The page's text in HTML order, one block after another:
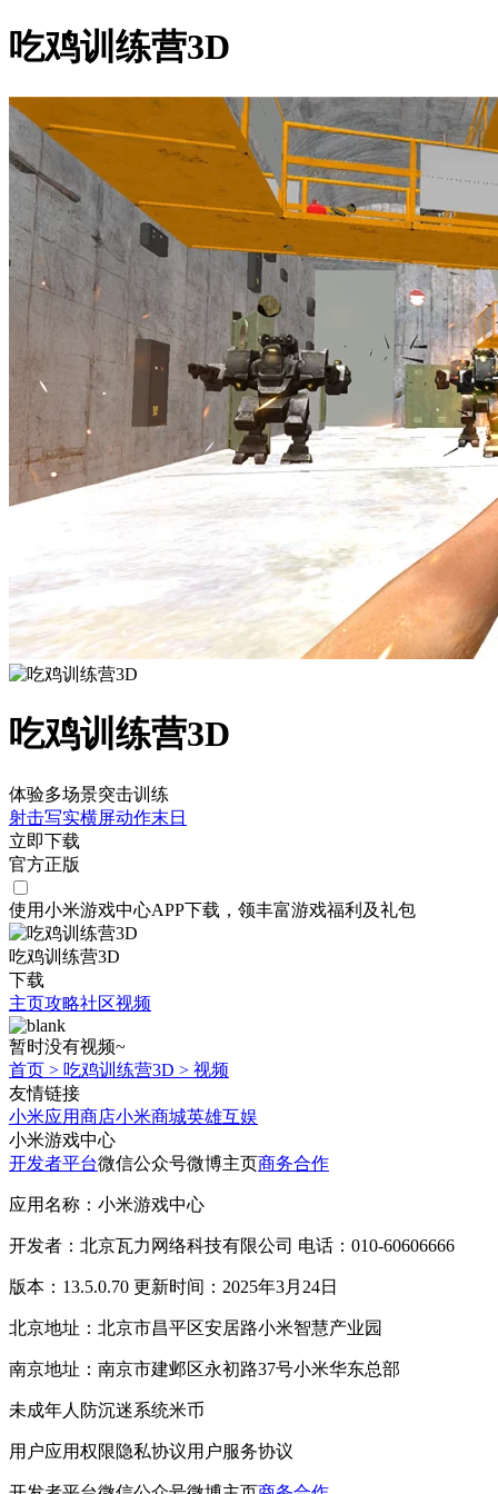
吃鸡训练营3D
吃鸡训练营3D
体验多场景突击训练
射击写实横屏动作末日
立即下载
官方正版
使用小米游戏中心APP下载 ，领丰富游戏福利 及礼包
吃鸡训练营3D
下载
主页攻略社区视频
暂时没有视频~
首页 > 吃鸡训练营3D > 视频
友情链接
小米应用商店小米商城英雄互娱
小米游戏中心
开发者平台微信公众号微博主页商务合作
应用名称：小米游戏中心
开发者：北京瓦力网络科技有限公司 电话：010-60606666
版本：13.5.0.70 更新时间：2025年3月24日
北京地址：北京市昌平区安居路小米智慧产业园
南京地址：南京市建邺区永初路37号小米华东总部
未成年人防沉迷系统米币
用户应用权限隐私协议用户服务协议